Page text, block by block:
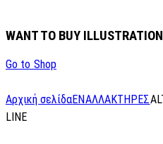
WANT TO BUY
Go to Shop
Αρχική σελίδαΕΝΑΛΛΑΚΤΗΡΕΣ
LINE